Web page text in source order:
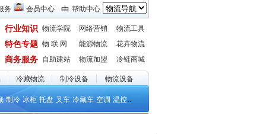
务 会员中心 帮助中心
行业知识 物流学院 网络营销 物流工具
特色专题 物 联 网 能源物流 花卉物流
商务服务 自助建站 物流加盟 冷链商城
冷藏物流 制冷设备 物流设备
制冷 冰柜 托盘 叉车 冷藏车 空调 温控